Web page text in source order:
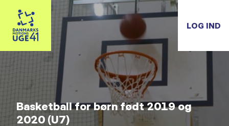
LOG IND
Basketball for børn født 2019 og
2020 (U7)